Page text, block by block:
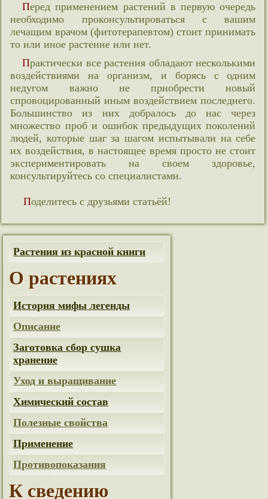
Перед применением растений в первую очередь
необходимо проконсультироваться с вашим
лечащим врачом (фитотерапевтом) стоит принимать
то или иное растение или нет.
Практически все растения обладают несколькими
воздействиями на организм, и борясь с одним
недугом важно не приобрести новый
спровоцированный иным воздействием последнего.
Большинство из них добралось до нас через
множество проб и ошибок предыдущих поколений
людей, которые шаг за шагом испытывали на себе
их воздействия, в настоящее время просто не стоит
экспериментировать на своем здоровье,
консультируйтесь со специалистами.
Поделитесь с друзьями статьёй!
Растения из красной книги
О растениях
История мифы легенды
Описание
Заготовка сбор сушка
хранение
Уход и выращивание
Химический состав
Полезные свойства
Применение
Противопоказания
К сведению